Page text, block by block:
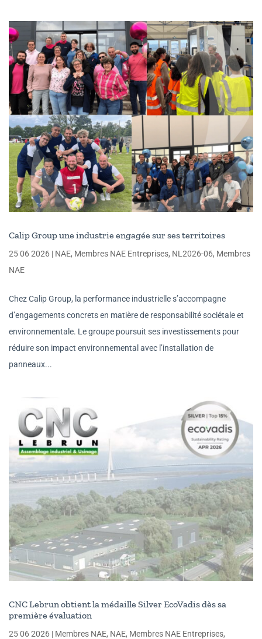
Calip Group une industrie engagée sur ses territoires
25 06 2026 | NAE, Membres NAE Entreprises, NL2026-06, Membres
NAE
Chez Calip Group, la performance industrielle s’accompagne
d’engagements concrets en matière de responsabilité sociétale et
environnementale. Le groupe poursuit ses investissements pour
réduire son impact environnemental avec l’installation de
panneaux...
CNC Lebrun obtient la médaille Silver EcoVadis dès sa
première évaluation
25 06 2026 | Membres NAE, NAE, Membres NAE Entreprises,